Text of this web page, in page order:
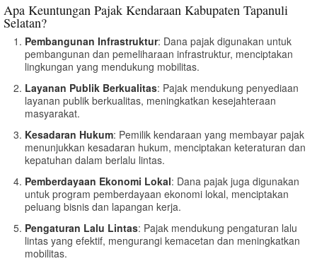
Apa Keuntungan Pajak Kendaraan Kabupaten Tapanuli
Selatan?
Pembangunan Infrastruktur: Dana pajak digunakan untuk
pembangunan dan pemeliharaan infrastruktur, menciptakan
lingkungan yang mendukung mobilitas.
Layanan Publik Berkualitas: Pajak mendukung penyediaan
layanan publik berkualitas, meningkatkan kesejahteraan
masyarakat.
Kesadaran Hukum: Pemilik kendaraan yang membayar pajak
menunjukkan kesadaran hukum, menciptakan keteraturan dan
kepatuhan dalam berlalu lintas.
Pemberdayaan Ekonomi Lokal: Dana pajak juga digunakan
untuk program pemberdayaan ekonomi lokal, menciptakan
peluang bisnis dan lapangan kerja.
Pengaturan Lalu Lintas: Pajak mendukung pengaturan lalu
lintas yang efektif, mengurangi kemacetan dan meningkatkan
mobilitas.